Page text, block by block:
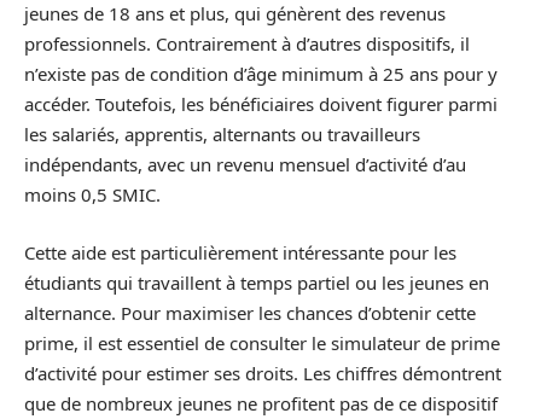
jeunes de 18 ans et plus, qui génèrent des revenus
professionnels. Contrairement à d’autres dispositifs, il
n’existe pas de condition d’âge minimum à 25 ans pour y
accéder. Toutefois, les bénéficiaires doivent figurer parmi
les salariés, apprentis, alternants ou travailleurs
indépendants, avec un revenu mensuel d’activité d’au
moins 0,5 SMIC.
Cette aide est particulièrement intéressante pour les
étudiants qui travaillent à temps partiel ou les jeunes en
alternance. Pour maximiser les chances d’obtenir cette
prime, il est essentiel de consulter le simulateur de prime
d’activité pour estimer ses droits. Les chiffres démontrent
que de nombreux jeunes ne profitent pas de ce dispositif